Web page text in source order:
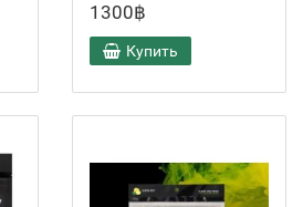
1300฿
Купить